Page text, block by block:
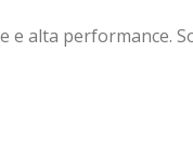
e alta performance.